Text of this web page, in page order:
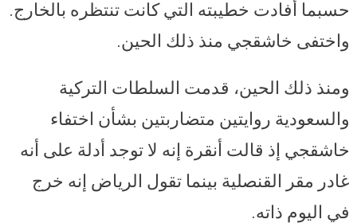
حسبما أفادت خطيبته التي كانت تنتظره بالخارج.
واختفى خاشقجي منذ ذلك الحين.
ومنذ ذلك الحين، قدمت السلطات التركية
والسعودية روايتين متضاربتين بشأن اختفاء
خاشقجي إذ قالت أنقرة إنه لا توجد أدلة على أنه
غادر مقر القنصلية بينما تقول الرياض إنه خرج
في اليوم ذاته.